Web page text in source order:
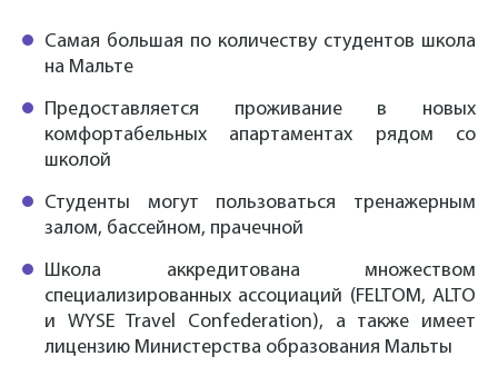
Самая большая по количеству студентов школа
на Мальте
Предоставляется проживание в новых
комфортабельных апартаментах рядом со
школой
Студенты могут пользоваться тренажерным
залом, бассейном, прачечной
Школа аккредитована множеством
специализированных ассоциаций (FELTOM, ALTO
и WYSE Travel Confederation), а также имеет
лицензию Министерства образования Мальты